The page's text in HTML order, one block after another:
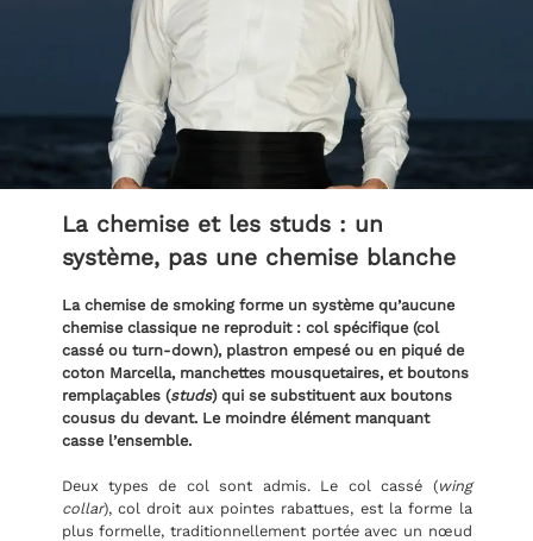
La chemise et les studs : un
système, pas une chemise blanche
La chemise de smoking forme un système qu’aucune
chemise classique ne reproduit : col spécifique (col
cassé ou turn-down), plastron empesé ou en piqué de
coton Marcella, manchettes mousquetaires, et boutons
remplaçables (studs) qui se substituent aux boutons
cousus du devant. Le moindre élément manquant
casse l’ensemble.
Deux types de col sont admis. Le col cassé (wing
collar), col droit aux pointes rabattues, est la forme la
plus formelle, traditionnellement portée avec un nœud